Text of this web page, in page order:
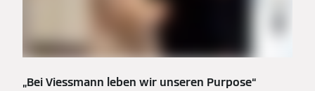
„Bei Viessmann leben wir unseren Purpose“